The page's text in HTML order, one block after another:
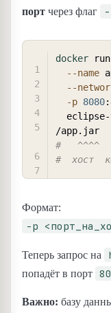
порт через флаг
docker run
--name
--
-p 8080
#   ^^^^
#  хост
Формат:
-p
Теперь запрос на
попадёт в порт
Важно: базу